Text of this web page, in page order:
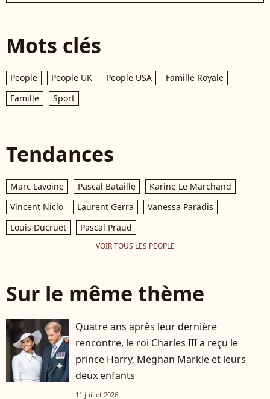
Mots clés
People People UK People USA
Famille Royale
Famille
Sport
Tendances
Marc Lavoine Pascal Bataille
Karine Le Marchand
Vincent Niclo
Laurent Gerra
Vanessa Paradis
Louis Ducruet
Pascal Praud
VOIR TOUS LES PEOPLE
Sur le même thème
Quatre ans après leur dernière
rencontre, le roi Charles III a reçu le
prince Harry, Meghan Markle et leurs
deux enfants
11 juillet 2026